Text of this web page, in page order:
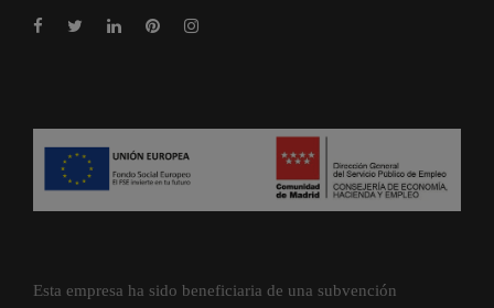
Esta empresa ha sido beneficiaria de una subvención